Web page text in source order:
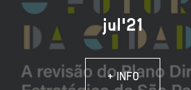
jul'21
+ INFO